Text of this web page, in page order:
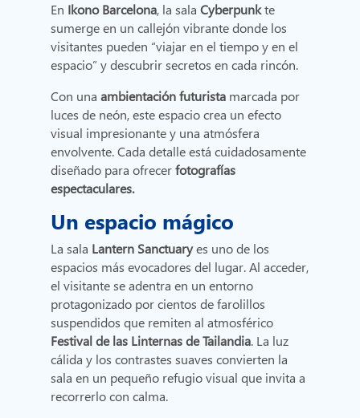
En Ikono Barcelona, la salaCyberpunkte
sumerge en un callejón vibrante donde los
visitantes pueden “viajar en el tiempo y en el
espacio” y descubrir secretos en cada rincón.
Con unaambientación futurista marcada por
luces de neón, este espacio crea un efecto
visual impresionante y una atmósfera
envolvente. Cada detalle está cuidadosamente
diseñado para ofrecerfotografías
espectaculares.
Un espacio mágico
La sala Lantern Sanctuaryes uno de los
espacios más evocadores del lugar. Al acceder,
el visitante se adentra en un entorno
protagonizado por cientos de farolillos
suspendidos que remiten al atmosférico
Festival de las Linternas de Tailandia. La luz
cálida y los contrastes suaves convierten la
sala en un pequeño refugio visual que invita a
recorrerlo con calma.